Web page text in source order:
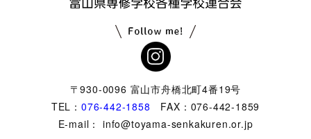
〒930-0096 富山市舟橋北町4番19号
TEL： 076-442-1858 FAX：076-442-1859
E-mail： info@toyama-senkakuren.or.jp